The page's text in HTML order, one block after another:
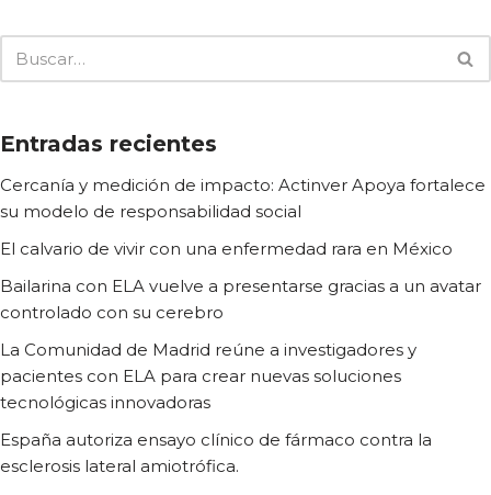
Entradas recientes
Cercanía y medición de impacto: Actinver Apoya fortalece
su modelo de responsabilidad social
El calvario de vivir con una enfermedad rara en México
Bailarina con ELA vuelve a presentarse gracias a un avatar
controlado con su cerebro
La Comunidad de Madrid reúne a investigadores y
pacientes con ELA para crear nuevas soluciones
tecnológicas innovadoras
España autoriza ensayo clínico de fármaco contra la
esclerosis lateral amiotrófica.